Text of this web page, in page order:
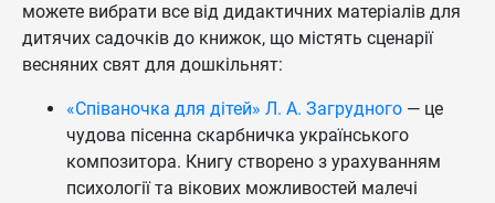
можете вибрати все від дидактичних матеріалів для
дитячих садочків до книжок, що містять сценарії
весняних свят для дошкільнят:
«Співаночка для дітей» Л. А. Загрудного — це
чудова пісенна скарбничка українського
композитора. Книгу створено з урахуванням
психології та вікових можливостей малечі